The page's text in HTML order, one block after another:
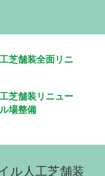
芝舗装全面リニ
芝舗装リニュー
場整備
ル人工芝舗装